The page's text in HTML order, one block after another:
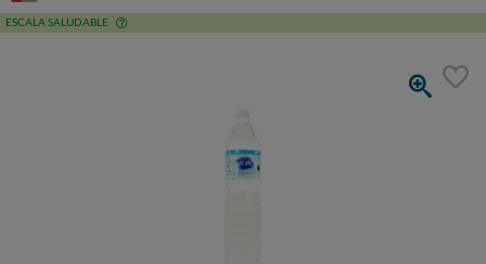
ESCALA SALUDABLE